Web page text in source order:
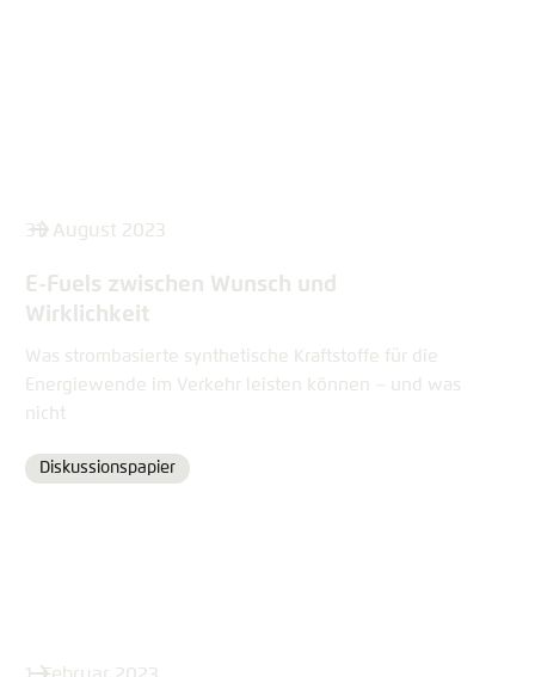
31. August 2023
E-Fuels zwischen Wunsch und
Wirklichkeit
Was strombasierte synthetische Kraftstoffe für die
Energiewende im Verkehr leisten können – und was
nicht
Format
Diskussionspapier